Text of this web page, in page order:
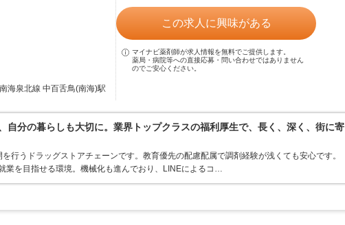
海泉北線 中百舌鳥(南海)駅
この求人に興味がある
マイナビ薬剤師が求人情報を無料でご提供します。
薬局・病院等への直接応募・問い合わせではありません
のでご安心ください。
自分の暮らしも大切に。業界トップクラスの福利厚生で、長く、深く、街に寄
行うドラッグストアチェーンです。教育優先の配慮配属で調剤経験が浅くても安心です。
業を目指せる環境。機械化も進んでおり、LINEによるコ…